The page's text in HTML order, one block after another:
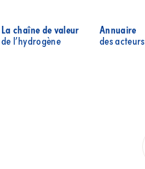
La chaîne de valeur
de l’hydrogène
Annuaire
des acteurs